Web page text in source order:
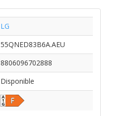
LG
55QNED83B6A.AEU
8806096702888
Disponible